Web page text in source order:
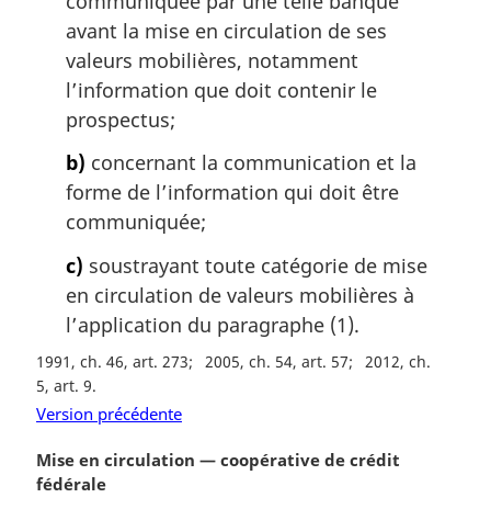
avant la mise en circulation de ses
valeurs mobilières, notamment
l’information que doit contenir le
prospectus;
b) concernant la communication et la
forme de l’information qui doit être
communiquée;
c) soustrayant toute catégorie de mise
en circulation de valeurs mobilières à
l’application du paragraphe (1).
1991, ch. 46, art. 273 2005, ch. 54, art. 57
2012, ch.
5, art. 9
Version précédente
N
o
Mise en circulation — coopérative de crédit
fédérale